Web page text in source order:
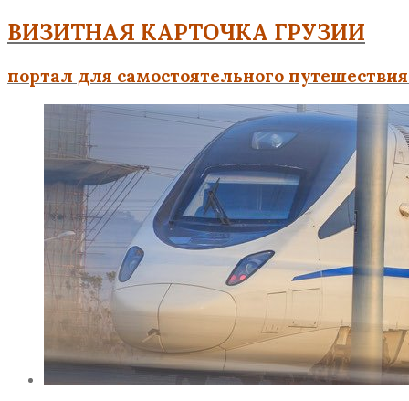
ВИЗИТНАЯ КАРТОЧКА ГРУЗИИ
портал для самостоятельного